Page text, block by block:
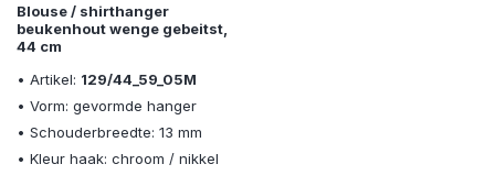
Blouse / shirthanger
beukenhout wenge gebeitst,
44 cm
• Artikel: 129/44_59_05M
• Vorm: gevormde hanger
• Schouderbreedte: 13 mm
• Kleur haak: chroom / nikkel